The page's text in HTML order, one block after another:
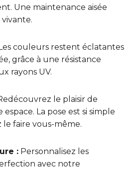
Une maintenance aisée
couleurs restent éclatantes
grâce à une résistance
rayons UV.
le plaisir de
La pose est si simple
faire vous-même.
: Personnalisez les
avec notre